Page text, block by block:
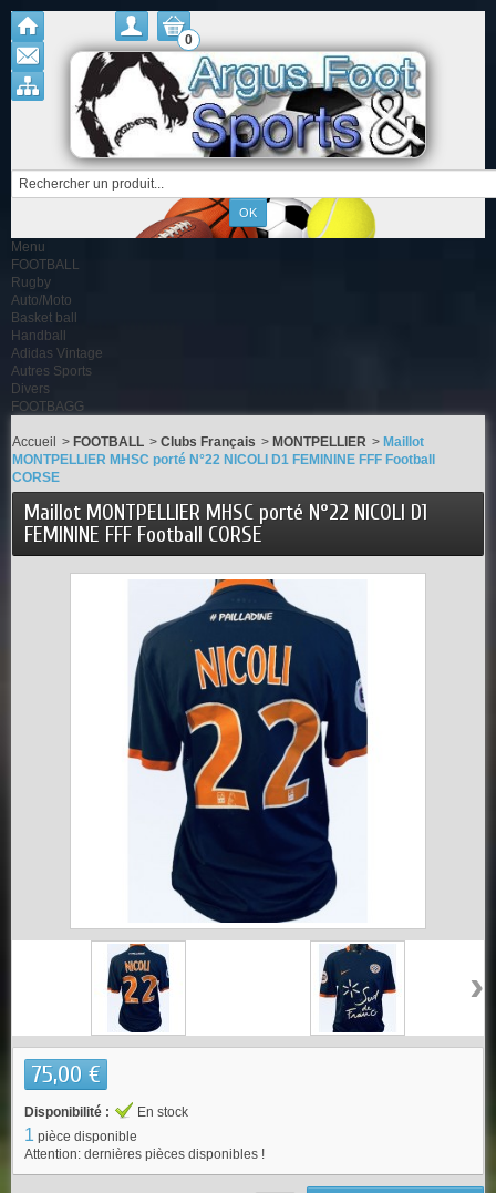
0
Menu
FOOTBALL
Rugby
Auto/Moto
Basket ball
Handball
Adidas Vintage
Autres Sports
Divers
FOOTBAGG
Accueil > FOOTBALL > Clubs Français > MONTPELLIER > Maillot
MONTPELLIER MHSC porté N°22 NICOLI D1 FEMININE FFF Football
CORSE
Maillot MONTPELLIER MHSC porté N°22 NICOLI D1
FEMININE FFF Football CORSE
›
75,00 €
Disponibilité : En stock
1 pièce disponible
Attention: dernières pièces disponibles !